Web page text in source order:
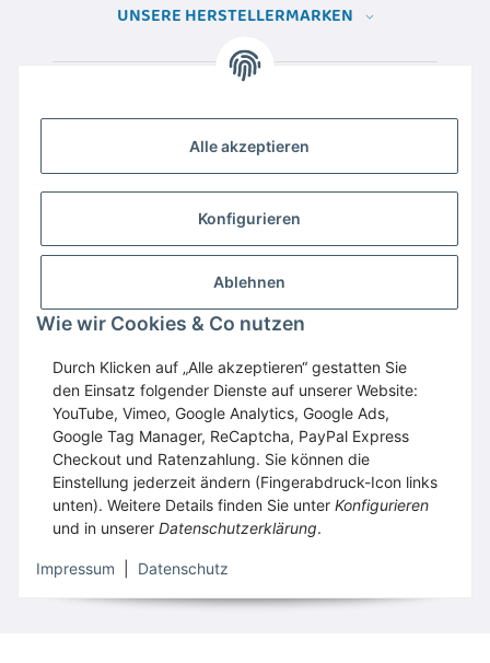
Alle akzeptieren
Konfigurieren
Ablehnen
Wie wir Cookies & Co nutzen
Durch Klicken auf „Alle akzeptieren“ gestatten Sie
den Einsatz folgender Dienste auf unserer Website:
YouTube, Vimeo, Google Analytics, Google Ads,
Google Tag Manager, ReCaptcha, PayPal Express
Checkout und Ratenzahlung. Sie können die
Einstellung jederzeit ändern (Fingerabdruck-Icon links
unten). Weitere Details finden Sie unter Konfigurieren
und in unserer Datenschutzerklärung.
Impressum Datenschutz
UNSERE HERSTELLERMARKEN
Wir empfehlen Domaintechnik.at
GESETZLICHE INFORMATIONEN
Vertrag widerrufen
* Alle Preise inkl. gesetzlicher USt., zzgl.